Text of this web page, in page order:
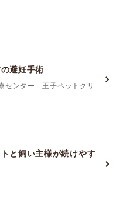
避妊手術
センター 王子ペットクリ
と飼い主様が続けやす